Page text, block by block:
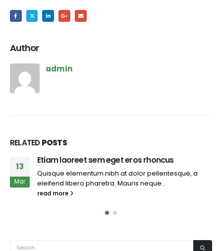
Author
admin
RELATEDPOSTS
eget eros rhoncus
nibh at dolor pellentesque, a
Mauris neque...
13
Jun
This is a
Quisque
eleifend libero